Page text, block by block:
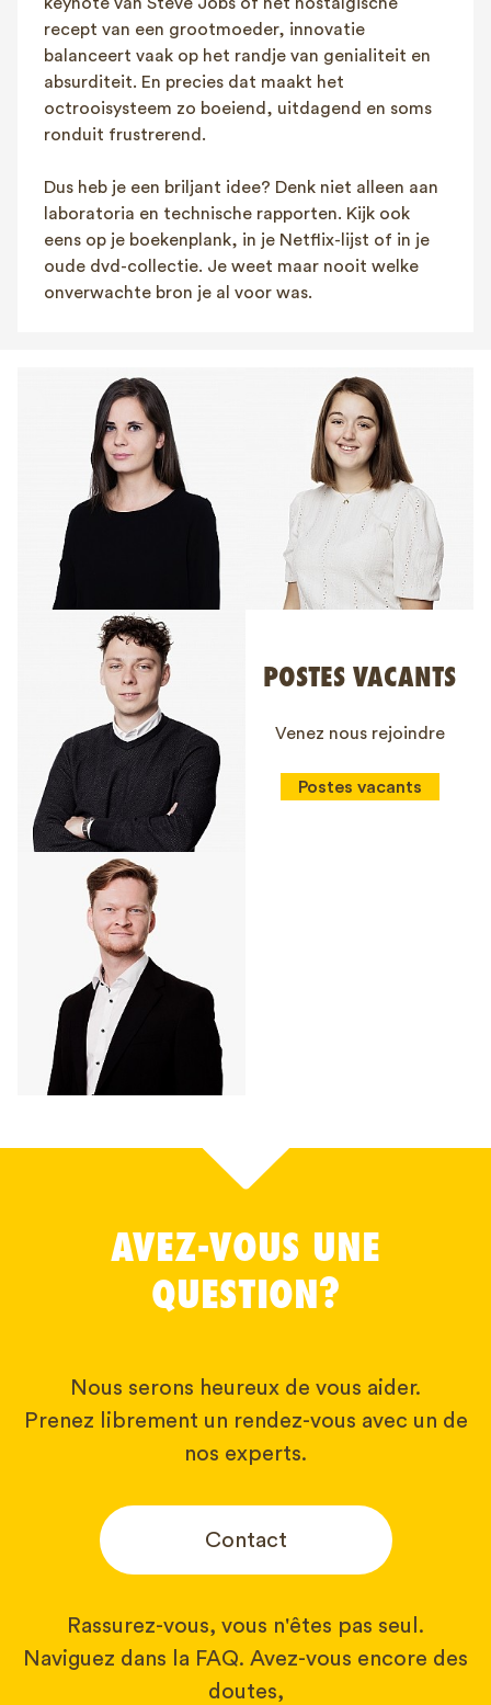
recept van een grootmoeder, innovatie
balanceert vaak op het randje van genialiteit en
absurditeit. En precies dat maakt het
octrooisysteem zo boeiend, uitdagend en soms
ronduit frustrerend.
Dus heb je een briljant idee? Denk niet alleen aan
laboratoria en technische rapporten. Kijk ook
eens op je boekenplank, in je Netflix-lijst of in je
oude dvd-collectie. Je weet maar nooit welke
onverwachte bron je al voor was.
POSTES VACANTS
Venez nous rejoindre
Postes vacants
AVEZ-VOUS UNE
QUESTION?
Nous serons heureux de vous aider.
Prenez librement un rendez-vous avec un de
nos experts.
Contact
Rassurez-vous, vous n'êtes pas seul.
Naviguez dans la FAQ. Avez-vous encore des
doutes,